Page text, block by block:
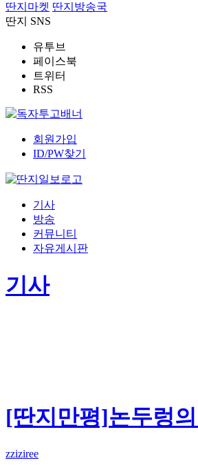
딴지마켓 딴지방송국
딴지 SNS
유투브
페이스북
트위터
RSS
회원가입
ID/PW찾기
기사
방송
커뮤니티
자유게시판
기사
[딴지만평]논두렁
zziziree